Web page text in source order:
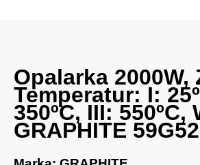
Opalarka 2000W,
Temperatur: I:
350ºC, III: 550ºC,
GRAPHITE